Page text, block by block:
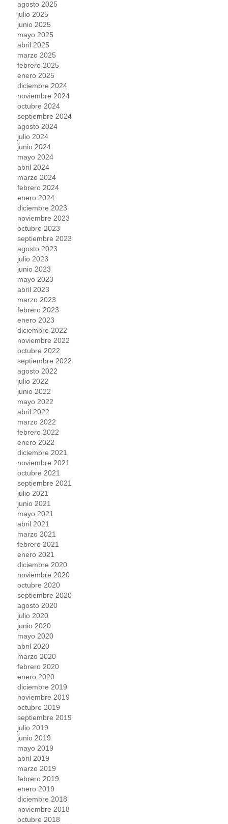
agosto 2025
julio 2025
junio 2025
mayo 2025
abril 2025
marzo 2025
febrero 2025
enero 2025
diciembre 2024
noviembre 2024
octubre 2024
septiembre 2024
agosto 2024
julio 2024
junio 2024
mayo 2024
abril 2024
marzo 2024
febrero 2024
enero 2024
diciembre 2023
noviembre 2023
octubre 2023
septiembre 2023
agosto 2023
julio 2023
junio 2023
mayo 2023
abril 2023
marzo 2023
febrero 2023
enero 2023
diciembre 2022
noviembre 2022
octubre 2022
septiembre 2022
agosto 2022
julio 2022
junio 2022
mayo 2022
abril 2022
marzo 2022
febrero 2022
enero 2022
diciembre 2021
noviembre 2021
octubre 2021
septiembre 2021
julio 2021
junio 2021
mayo 2021
abril 2021
marzo 2021
febrero 2021
enero 2021
diciembre 2020
noviembre 2020
octubre 2020
septiembre 2020
agosto 2020
julio 2020
junio 2020
mayo 2020
abril 2020
marzo 2020
febrero 2020
enero 2020
diciembre 2019
noviembre 2019
octubre 2019
septiembre 2019
julio 2019
junio 2019
mayo 2019
abril 2019
marzo 2019
febrero 2019
enero 2019
diciembre 2018
noviembre 2018
octubre 2018